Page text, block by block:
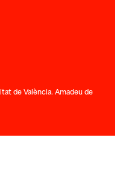
de València. Amadeu de